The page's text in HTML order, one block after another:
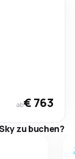
ab€ 763
zu buchen?